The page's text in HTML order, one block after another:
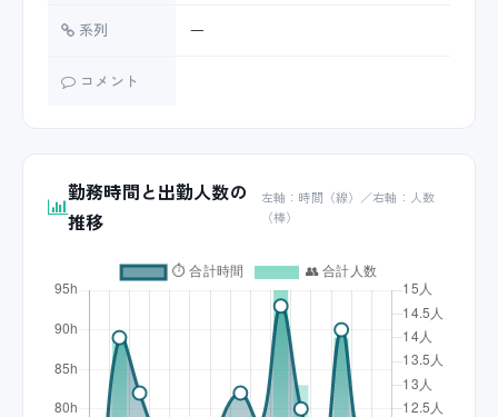
系列 ー
コメント
勤務時間と出勤人数の
推移
左軸：時間（線）／右軸：人数
（棒）